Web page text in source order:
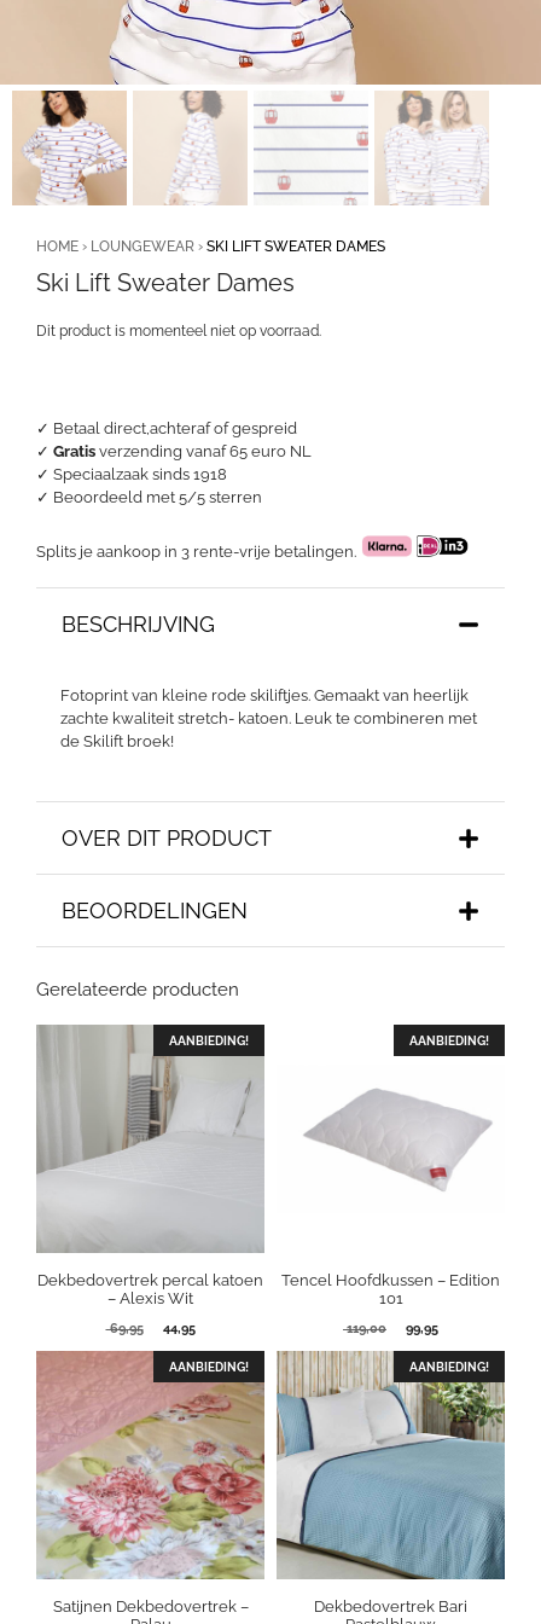
✓ Betaal direct,achteraf of gespreid
✓ Gratis verzending vanaf 65 euro NL
✓ Speciaalzaak sinds 1918
✓ Beoordeeld met 5/5 sterren
Splits je aankoop in 3 rente-vrije betalingen.
HOME › LOUNGEWEAR › SKI LIFT SWEATER DAMES
Ski Lift Sweater Dames
BESCHRIJVING
Fotoprint van kleine rode skiliftjes. Gemaakt van heerlijk
zachte kwaliteit stretch- katoen. Leuk te combineren met
de Skilift broek!
OVER DIT PRODUCT
BEOORDELINGEN
Dit product is momenteel niet op voorraad.
Gerelateerde producten
AANBIEDING!
Dekbedovertrek percal katoen
– Alexis Wit
69,95
Oorspronkelijke
was:
69,95.
44,95Huidige
is:
44,95.
AANBIEDING!
Tencel Hoofdkussen – Edition
101
119,00
Oorspronkelijke
was:
119,00.
99,95Huidige
is:
99,95.
AANBIEDING!
Satijnen Dekbedovertrek –
AANBIEDING!
Dekbedovertrek Bari